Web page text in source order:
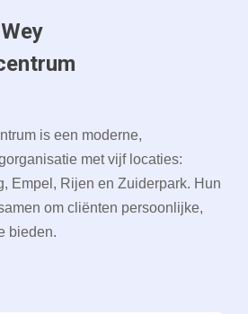
is een moderne,
met vijf locaties:
Empel, Rijen en Zuiderpark. Hun
om cliënten persoonlijke,
bieden.